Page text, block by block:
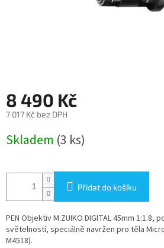
8 490 Kč
7 017 Kč bez DPH
cena:
Skladem (3 ks)
Přidat do košíku
PEN Objektiv M.ZUIKO DIGITAL 45mm
světelností, speciálně navržen pro těla
M4518).